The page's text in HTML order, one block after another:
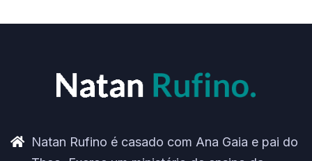
Natan Rufino é casado com Ana Gaia e pai do